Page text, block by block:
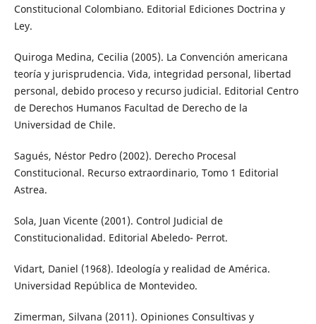
Constitucional Colombiano. Editorial Ediciones Doctrina y
Ley.
Quiroga Medina, Cecilia (2005). La Convención americana
teoría y jurisprudencia. Vida, integridad personal, libertad
personal, debido proceso y recurso judicial. Editorial Centro
de Derechos Humanos Facultad de Derecho de la
Universidad de Chile.
Sagués, Néstor Pedro (2002). Derecho Procesal
Constitucional. Recurso extraordinario, Tomo 1 Editorial
Astrea.
Sola, Juan Vicente (2001). Control Judicial de
Constitucionalidad. Editorial Abeledo- Perrot.
Vidart, Daniel (1968). Ideología y realidad de América.
Universidad República de Montevideo.
Zimerman, Silvana (2011). Opiniones Consultivas y